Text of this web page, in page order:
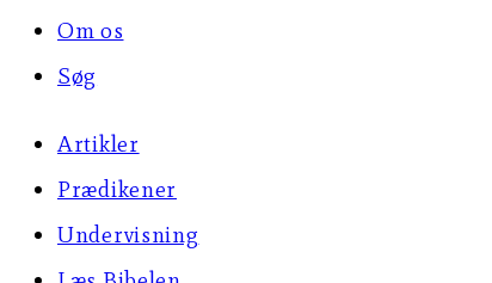
Om os
Søg
Artikler
Prædikener
Undervisning